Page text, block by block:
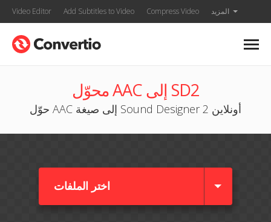
Video Editor Add Subtitles to Video Compress Video المزيد
محوّل AAC إلى SD2
حوّل AAC إلى صيغة Sound Designer 2 أونلاين
اختر الملفات